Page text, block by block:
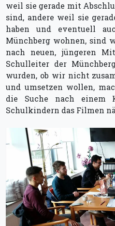
weil sie gerade mit
sind, andere weil sie
haben und eventuell
Münchberg wohnen, sind
nach neuen, jüngeren
Schulleiter der
wurden, ob wir nicht
und umsetzen wollen,
die Suche nach einem
Schulkindern das Filmen